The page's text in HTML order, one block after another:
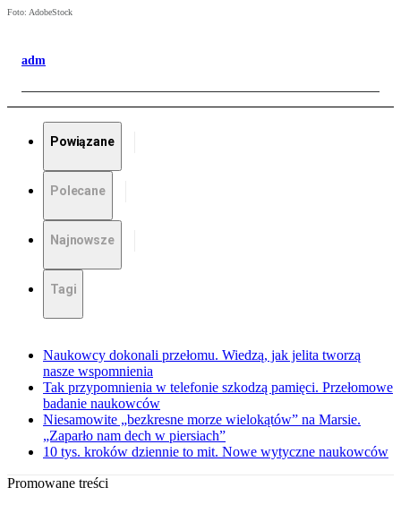
Foto: AdobeStock
adm
Powiązane
Polecane
Najnowsze
Tagi
Naukowcy dokonali przełomu. Wiedzą, jak jelita tworzą
nasze wspomnienia
Tak przypomnienia w telefonie szkodzą pamięci. Przełomowe
badanie naukowców
Niesamowite „bezkresne morze wielokątów” na Marsie.
„Zaparło nam dech w piersiach”
10 tys. kroków dziennie to mit. Nowe wytyczne naukowców
Promowane treści